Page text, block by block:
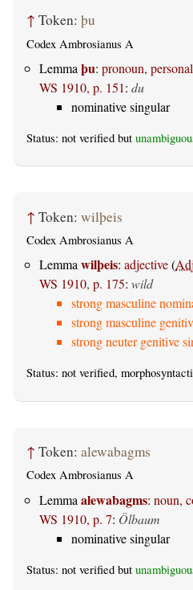
↑ Token: þu
Codex Ambrosianus A
Lemma þu: pronoun, personal
WS 1910, p. 151: du
nominative singular
Status: not verified but
↑ Token: wilþeis
Codex Ambrosianus A
Lemmawilþeis: adjective(
WS 1910, p. 175: wild
strong masculine
strong masculine
strong neuter genitive
Status: not verified,
↑ Token: alewabagms
Codex Ambrosianus A
Lemma alewabagms: noun,
WS 1910, p. 7: Ölbaum
nominative singular
Status: not verified but